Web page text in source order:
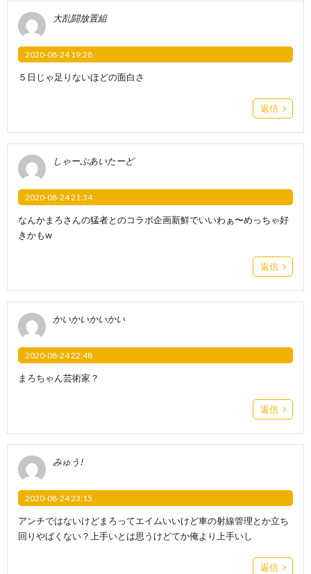
大乱闘放置組
2020-08-24 19:28
５日じゃ足りないほどの面白さ
返信
しゃーぷあいたーど
2020-08-24 21:34
なんかまろさんの猛者とのコラボ企画新鮮でいいわぁ〜めっちゃ好
きかもw
返信
かいかいかいかい
2020-08-24 22:48
まろちゃん芸術家？
返信
みゅう!
2020-08-24 23:15
アンチではないけどまろってエイムいいけど車の射線管理とか立ち
回りやばくない？上手いとは思うけどてか俺より上手いし
返信